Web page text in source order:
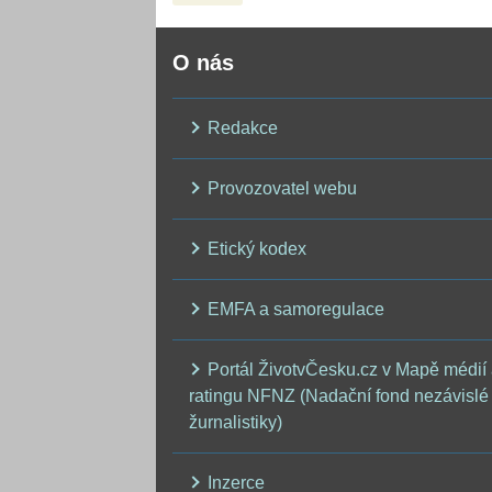
O nás
Redakce
Provozovatel webu
Etický kodex
EMFA a samoregulace
Portál ŽivotvČesku.cz v Mapě médií
ratingu NFNZ (Nadační fond nezávislé
žurnalistiky)
Inzerce